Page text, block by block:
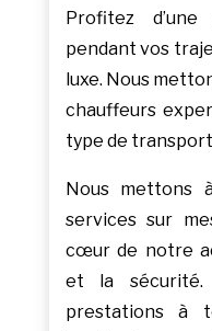
Profitez
pendant vos
luxe. Nous
chauffeurs
type de
Nous mettons
services sur
cœur de notre
et la sécurité.
prestations à